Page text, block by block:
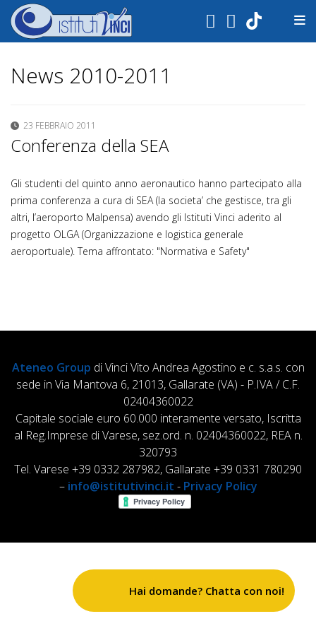
.
News 2010-2011
23 FEBBRAIO 2011
Conferenza della SEA
Gli studenti del quinto anno aeronautico hanno partecipato alla
prima conferenza a cura di SEA (la societa’ che gestisce, tra gli
altri, l’aeroporto Malpensa) avendo gli Istituti Vinci aderito al
progetto OLGA (Organizzazione e logistica generale
aeroportuale). Tema affrontato: "Normativa e Safety"
Ateneo Group di Vinci Vito Andrea Agostino e c. s.a.s. con
sede in Via Mantova 6, 21013, Gallarate (VA) - P.IVA / C.F.
02404360022
Capitale sociale euro 60.000 interamente versato, Iscritta
al Reg.Imprese di Varese, sez.ord. n. 02404360022, REA n.
320793
Tel. Varese +39 0332 287982, Gallarate +39 0331 780290
– info@istitutivinci.it - Privacy Policy
Hai domande? Chatta con noi!